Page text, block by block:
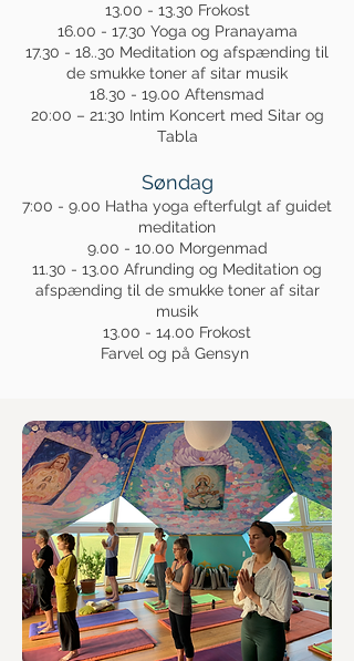
13.00 - 13.30 Frokost
16.00 - 17.30 Yoga og Pranayama
17.30 - 18..30 Meditation og afspænding til
de smukke toner af sitar musik
18.30 - 19.00 Aftensmad
20:00 – 21:30 Intim Koncert med Sitar og
Tabla
Søndag
7:00 - 9.00 Hatha yoga efterfulgt af guidet
meditation
9.00 - 10.00 Morgenmad
11.30 - 13.00 Afrunding og Meditation og
afspænding til de smukke toner af sitar
musik
13.00 - 14.00 Frokost
Farvel og på Gensyn